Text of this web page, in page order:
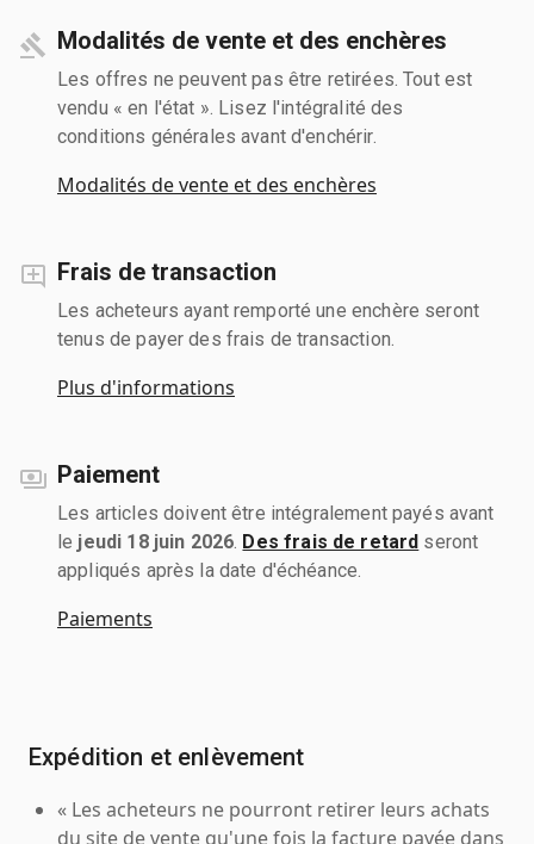
Modalités de vente et des enchères
Les offres ne peuvent pas être retirées. Tout est
vendu « en l'état ». Lisez l'intégralité des
conditions générales avant d'enchérir.
Modalités de vente et des enchères
Frais de transaction
Les acheteurs ayant remporté une enchère seront
tenus de payer des frais de transaction.
Plus d'informations
Paiement
Les articles doivent être intégralement payés avant
le jeudi 18 juin 2026 Des frais de retard seront
appliqués après la date d'échéance.
Paiements
Expédition et enlèvement
« Les acheteurs ne pourront retirer leurs achats
du site de vente qu'une fois la facture payée dans